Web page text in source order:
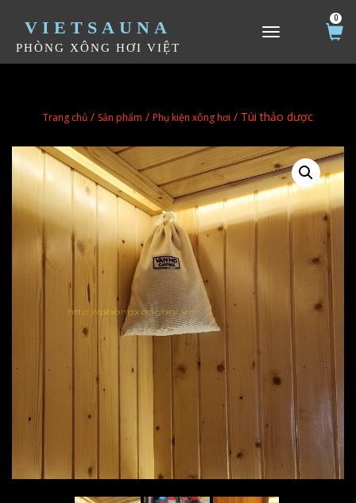
VIETSAUNA
PHÒNG XÔNG HƠI VIỆT
TOGGLE NAVIGATION
0
Trang chủ / Sản phẩm / Phụ kiện xông hơi / Túi thảo dược